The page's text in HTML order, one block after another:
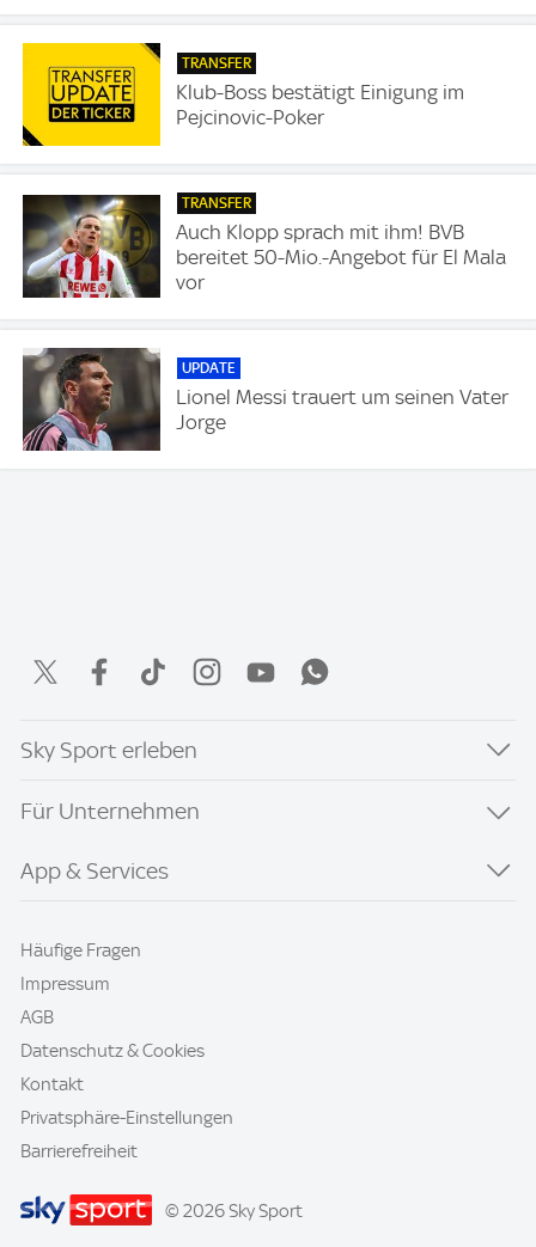
TRANSFER
Klub-Boss bestätigt Einigung im
Pejcinovic-Poker
TRANSFER
Auch Klopp sprach mit ihm! BVB
bereitet 50-Mio.-Angebot für El Mala
vor
UPDATE
Lionel Messi trauert um seinen Vater
Jorge
Sky Sport erleben
Für Unternehmen
App & Services
Häufige Fragen
Impressum
AGB
Datenschutz & Cookies
Kontakt
Privatsphäre-Einstellungen
Barrierefreiheit
© 2026 Sky Sport